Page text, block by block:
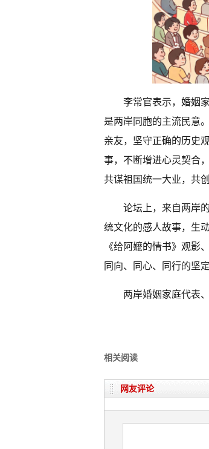
李常官表示，婚姻
是两岸同胞的主流民意
亲友，坚守正确的历史
事，不断增进心灵契合
共谋祖国统一大业，共
论坛上，来自两岸
统文化的感人故事，生
《给阿嬷的情书》观影
同向、同心、同行的坚定
两岸婚姻家庭代表
相关阅读
网友评论